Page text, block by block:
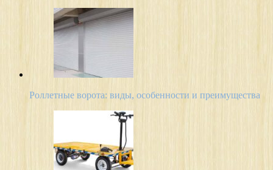
Роллетные ворота: виды, особенности и преимущества